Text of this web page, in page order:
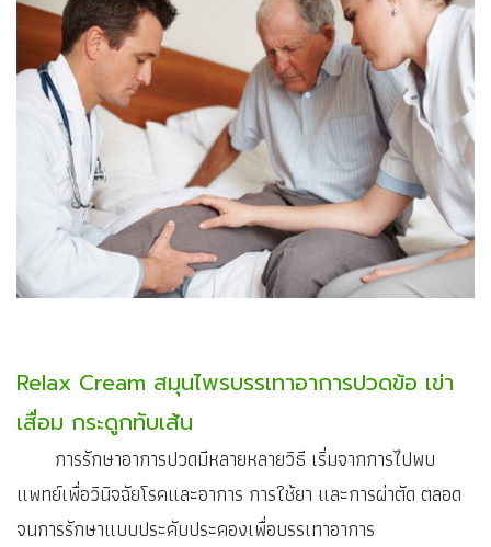
Relax Cream สมุนไพรบรรเทาอาการปวดข้อ เข่า
เสื่อม กระดูกทับเส้น
การรักษาอาการปวดมีหลายหลายวิธี เริ่มจากการไปพบ
แพทย์เพื่อวินิจฉัยโรคและอาการ การใช้ยา และการผ่าตัด ตลอด
จนการรักษาแบบประคับประคองเพื่อบรรเทาอาการ